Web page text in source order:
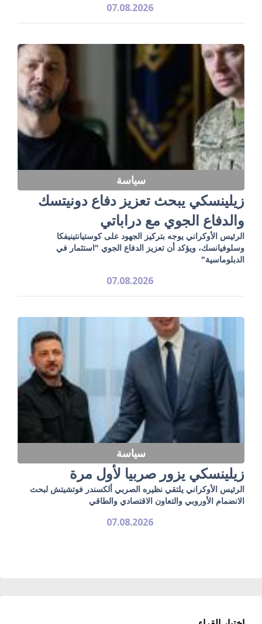
07.08.2026
سياسة
زيلينسكي يبحث تعزيز دفاع دونيتسك
والدفاع الجوي مع دراباتي
الرئيس الأوكراني يوجه بتركيز الجهود على كوستيانتينيفكا
وسلوفيانسك، ويؤكد أن تعزيز الدفاع الجوي "استثمار في
الدبلوماسية"
07.08.2026
سياسة
زيلينسكي يزور صربيا لأول مرة
الرئيس الأوكراني يلتقي نظيره الصربي ألكسندر فوتشيتش لبحث
الانضمام الأوروبي والتعاون الاقتصادي والطاقي
07.08.2026